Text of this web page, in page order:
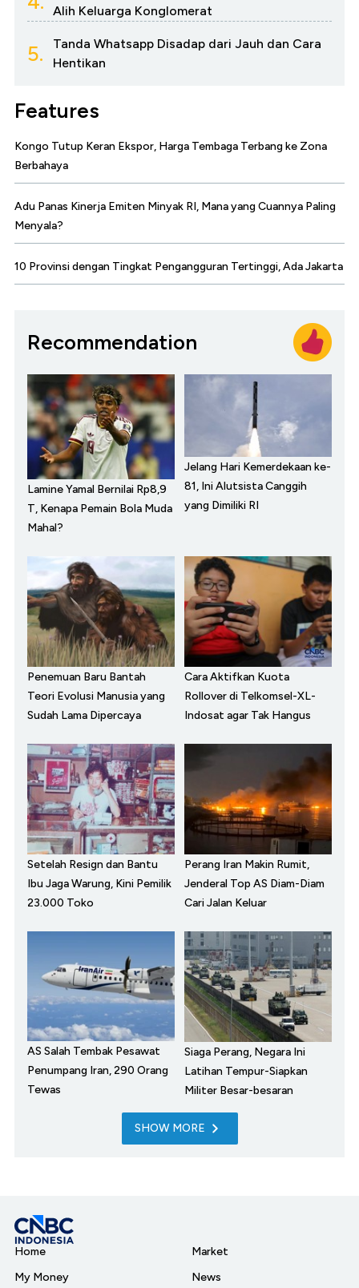
Alih Keluarga Konglomerat
5.
Tanda Whatsapp Disadap dari Jauh dan Cara
Hentikan
Features
Kongo Tutup Keran Ekspor, Harga Tembaga Terbang ke Zona
Berbahaya
Adu Panas Kinerja Emiten Minyak RI, Mana yang Cuannya Paling
Menyala?
10 Provinsi dengan Tingkat Pengangguran Tertinggi, Ada Jakarta
Recommendation
Lamine Yamal Bernilai Rp8,9
T, Kenapa Pemain Bola Muda
Mahal?
Jelang Hari Kemerdekaan ke-
81, Ini Alutsista Canggih
yang Dimiliki RI
Penemuan Baru Bantah
Teori Evolusi Manusia yang
Sudah Lama Dipercaya
Cara Aktifkan Kuota
Rollover di Telkomsel-XL-
Indosat agar Tak Hangus
Setelah Resign dan Bantu
Ibu Jaga Warung, Kini Pemilik
23.000 Toko
Perang Iran Makin Rumit,
Jenderal Top AS Diam-Diam
Cari Jalan Keluar
AS Salah Tembak Pesawat
Penumpang Iran, 290 Orang
Tewas
Siaga Perang, Negara Ini
Latihan Tempur-Siapkan
Militer Besar-besaran
SHOW MORE
Home
My Money
Market
News